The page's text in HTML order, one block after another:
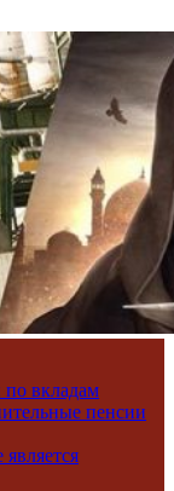
по вкладам
пенсии